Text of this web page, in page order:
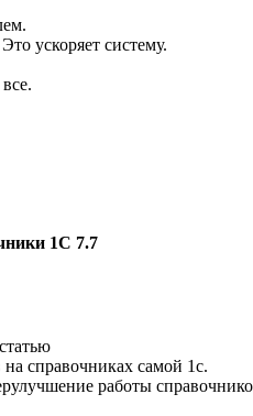
ускоряет систему.
1С 7.7
справочниках самой 1с.
работы